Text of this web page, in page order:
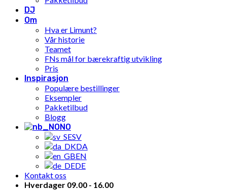
DJ
Om
Hva er Limunt?
Vår historie
Teamet
FNs mål for bærekraftig utvikling
Pris
Inspirasjon
Populære bestillinger
Eksempler
Pakketilbud
Blogg
NO
SV
DA
EN
DE
Kontakt oss
Hverdager 09.00 - 16.00